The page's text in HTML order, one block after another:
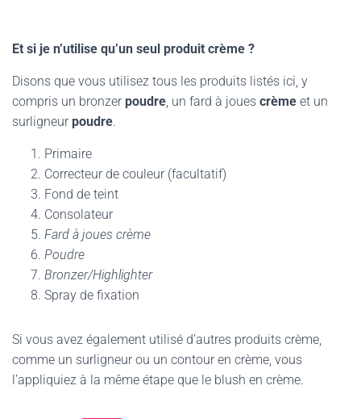
Et si je n’utilise qu’un seul produit crème ?
Disons que vous utilisez tous les produits listés ici, y
compris un bronzerpoudre, un fard à joues crème et un
surligneurpoudre.
Primaire
Correcteur de couleur (facultatif)
Fond de teint
Consolateur
Fard à joues crème
Poudre
Bronzer/Highlighter
Spray de fixation
Si vous avez également utilisé d’autres produits crème,
comme un surligneur ou un contour en crème, vous
l’appliquiez à la même étape que le blush en crème.